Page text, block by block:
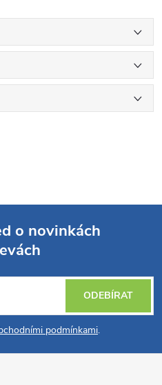
o novinkách
podmínkami.
ODEBÍRAT